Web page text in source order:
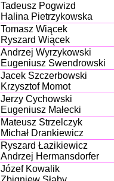
Tadeusz Pogwizd
Halina Pietrzykowska
Tomasz Wiącek
Ryszard Wiącek
Andrzej Wyrzykowski
Eugeniusz Swendrowski
Jacek Szczerbowski
Krzysztof Momot
Jerzy Cychowski
Eugeniusz Małecki
Mateusz Strzelczyk
Michał Drankiewicz
Ryszard Łazikiewicz
Andrzej Hermansdorfer
Józef Kowalik